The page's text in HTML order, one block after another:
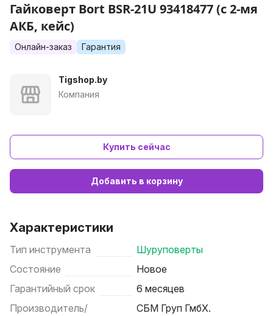
Гайковерт Bort BSR-21U 93418477 (с 2-мя
АКБ, кейс)
Онлайн-заказ Гарантия
Tigshop.by
Компания
Купить сейчас
Добавить в корзину
Характеристики
Тип инструмента
Шуруповерты
Состояние
Новое
Гарантийный срок
6 месяцев
Производитель/
СБМ Груп ГмбХ.